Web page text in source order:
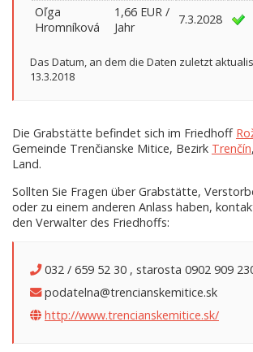
Oľga
Hromníková
1,66 EUR /
Jahr
7.3.2028
Das Datum, an dem die Daten zuletzt
13.3.2018
Die Grabstätte befindet sich im Friedhoff
Gemeinde Trenčianske Mitice, Bezirk Trenčín
Land.
Sollten Sie Fragen über Grabstätte,
oder zu einem anderen Anlass haben,
den Verwalter des Friedhoffs:
032 / 659 52 30 , starosta 0902 909
podatelna@trencianskemitice.sk
http://www.trencianskemitice.sk/